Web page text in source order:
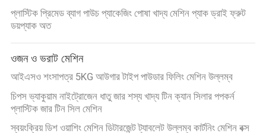
প্লাস্টিক প্রিমেড ব্যাগ পাউচ প্যাকেজিং পোষা খাদ্য মেশিন প্যাক ড্রাই ফ্রুট
ডয়প্যাক অত
ওজন ও ভরাট মেশিন
আইএসও শংসাপত্র 5KG আউগার টাইপ পাউডার ফিলিং মেশিন উল্লম্ব
চিপস ভ্যাকুয়াম নাইট্রোজেন ধাতু জার শস্য খাদ্য টিন ক্যান সিলার পপকর্ন
প্লাস্টিক জার টিন সিল মেশিন
স্বয়ংক্রিয় ডিশ ওয়াশিং মেশিন ডিটারজেন্ট ট্যাবলেট উল্লম্ব কার্টনিং মেশিন বক্স